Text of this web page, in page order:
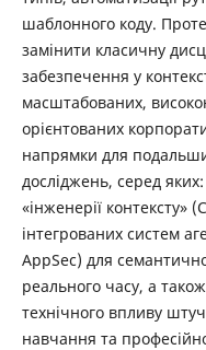
шаблонного коду.
замінити класичну
забезпечення у
масштабованих,
орієнтованих
напрямки для
досліджень, серед
«інженерії
інтегрованих систем
AppSec) для
реального часу, а
технічного впливу
навчання та